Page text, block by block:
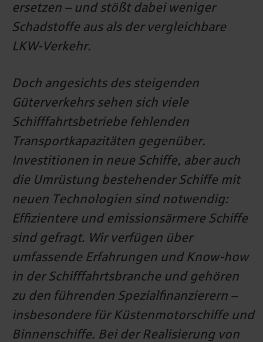
ersetzen – und stößt dabei weniger
Schadstoffe aus als der vergleichbare
LKW-Verkehr.
Doch angesichts des steigenden
Güterverkehrs sehen sich viele
Schifffahrtsbetriebe fehlenden
Transportkapazitäten gegenüber.
Investitionen in neue Schiffe, aber auch
die Umrüstung bestehender Schiffe mit
neuen Technologien sind notwendig:
Effizientere und emissionsärmere Schiffe
sind gefragt. Wir verfügen über
umfassende Erfahrungen und Know-how
in der Schifffahrtsbranche und gehören
zu den führenden Spezialfinanzierern –
insbesondere für Küstenmotorschiffe und
Binnenschiffe. Bei der Realisierung von